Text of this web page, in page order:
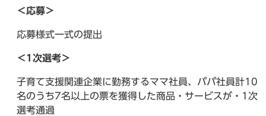
＜応募＞
応募様式一式の提出
＜1次選考＞
子育て支援関連企業に勤務するママ社員、パパ社員計10
名のうち7名以上の票を獲得した商品・サービスが・1次
選考通過